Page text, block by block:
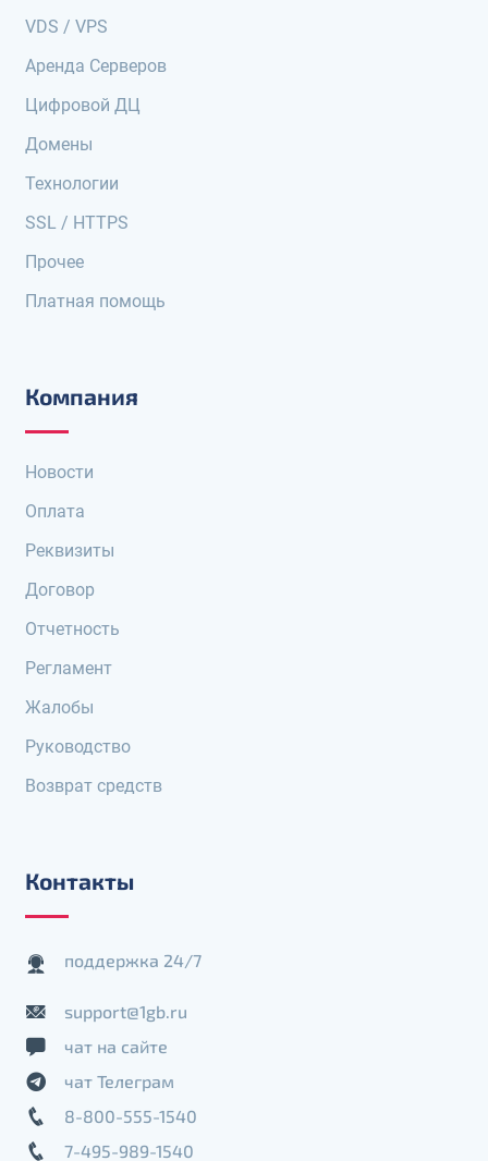
VDS / VPS
Аренда Серверов
Цифровой ДЦ
Домены
Технологии
SSL / HTTPS
Прочее
Платная помощь
Компания
Новости
Оплата
Реквизиты
Договор
Отчетность
Регламент
Жалобы
Руководство
Возврат средств
Контакты
поддержка 24/7
support@1gb.ru
чат на сайте
чат Телеграм
8-800-555-1540
7-495-989-1540